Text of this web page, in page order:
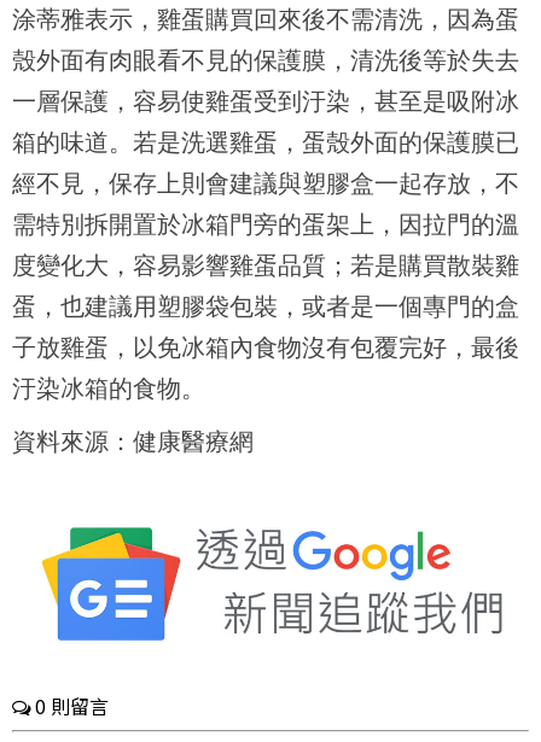
涂蒂雅表示，雞蛋購買回來後不需清洗，因為蛋
殼外面有肉眼看不見的保護膜，清洗後等於失去
一層保護，容易使雞蛋受到汙染，甚至是吸附冰
箱的味道。若是洗選雞蛋，蛋殼外面的保護膜已
經不見，保存上則會建議與塑膠盒一起存放，不
需特別拆開置於冰箱門旁的蛋架上，因拉門的溫
度變化大，容易影響雞蛋品質；若是購買散裝雞
蛋，也建議用塑膠袋包裝，或者是一個專門的盒
子放雞蛋，以免冰箱內食物沒有包覆完好，最後
汙染冰箱的食物。
資料來源：健康醫療網